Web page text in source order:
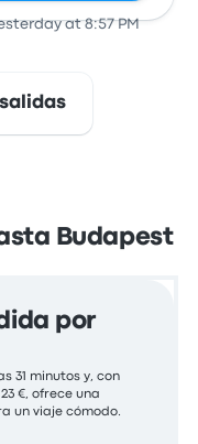
at 8:57 PM
Budapest
por
31 minutos y, con
€, ofrece una
un viaje cómodo.